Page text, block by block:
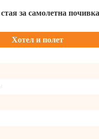
за самолетна
Хотел и полет